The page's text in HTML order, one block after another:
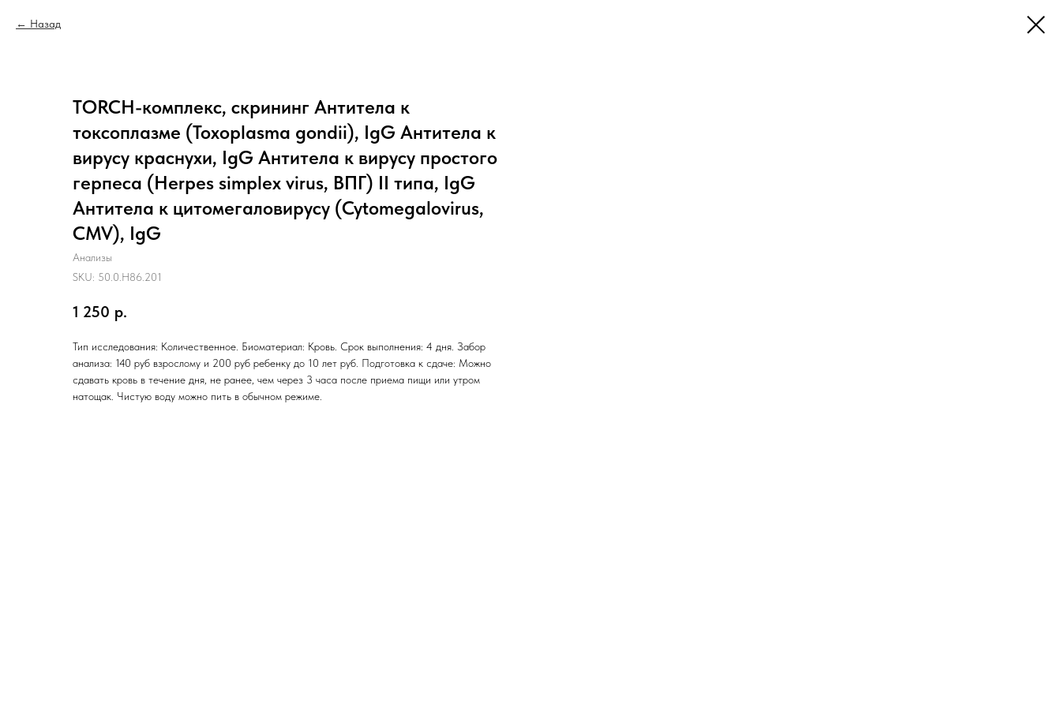
Назад
TORCH-комплекс, скрининг Антитела к
токсоплазме (Toxoplasma gondii), IgG Антитела к
вирусу краснухи, IgG Антитела к вирусу простого
герпеса (Herpes simplex virus, ВПГ) II типа, IgG
Антитела к цитомегаловирусу (Cytomegalovirus,
CMV), IgG
Анализы
SKU: 50.0.H86.201
1 250 р.
Тип исследования: Количественное. Биоматериал: Кровь. Срок выполнения: 4 дня. Забор
анализа: 140 руб взрослому и 200 руб ребенку до 10 лет руб. Подготовка к сдаче: Можно
сдавать кровь в течение дня, не ранее, чем через 3 часа после приема пищи или утром
натощак. Чистую воду можно пить в обычном режиме.